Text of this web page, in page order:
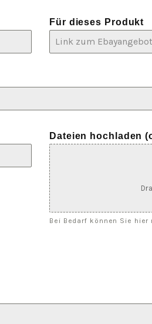
Für dieses Produkt
Dateien hochladen
Bei Bedarf können Sie